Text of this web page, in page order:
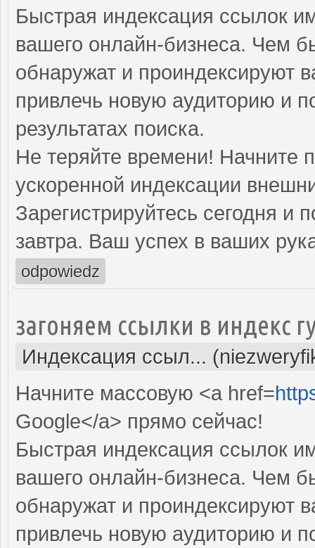
Быстрая индексация ссылок
вашего онлайн-бизнеса. Чем
обнаружат и проиндексируют
привлечь новую аудиторию и
результатах поиска.
Не теряйте времени! Начните
ускоренной индексации
Зарегистрируйтесь сегодня и
завтра. Ваш успех в ваших
odpowiedz
загоняем ссылки в индекс
Индексация ссыл...
Начните массовую <a href=
Google</a> прямо cейчас!
Быстрая индексация ссылок
вашего онлайн-бизнеса. Чем
обнаружат и проиндексируют
привлечь новую аудиторию и